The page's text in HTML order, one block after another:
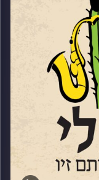
אורלי שטרן
שוחחנו עם אורלי
של ישראל,
זלמן, קווינטה
של הרכבים
בנד של עומר,
ומוריהם. ההרכב
רביעיית
שטריקר
– חופשית,